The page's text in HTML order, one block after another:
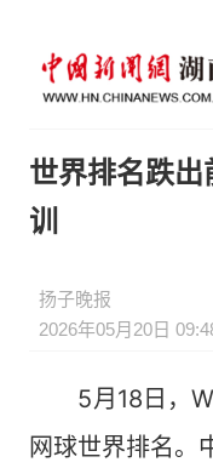
世界排名跌
训
扬子晚报
2026年05月20日
5月18日，
网球世界排名。